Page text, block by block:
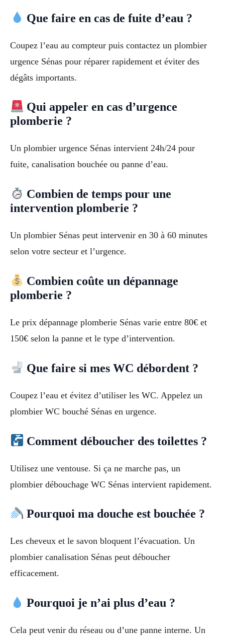
Que faire en cas de fuite d’eau ?
Coupez l’eau au compteur puis contactez un plombier
urgence Sénas pour réparer rapidement et éviter des
dégâts importants.
Qui appeler en cas d’urgence
plomberie ?
Un plombier urgence Sénas intervient 24h/24 pour
fuite, canalisation bouchée ou panne d’eau.
Combien de temps pour une
intervention plomberie ?
Un plombier Sénas peut intervenir en 30 à 60 minutes
selon votre secteur et l’urgence.
Combien coûte un dépannage
plomberie ?
Le prix dépannage plomberie Sénas varie entre 80€ et
150€ selon la panne et le type d’intervention.
Que faire si mes WC débordent ?
Coupez l’eau et évitez d’utiliser les WC. Appelez un
plombier WC bouché Sénas en urgence.
Comment déboucher des toilettes ?
Utilisez une ventouse. Si ça ne marche pas, un
plombier débouchage WC Sénas intervient rapidement.
Pourquoi ma douche est bouchée ?
Les cheveux et le savon bloquent l’évacuation. Un
plombier canalisation Sénas peut déboucher
efficacement.
Pourquoi je n’ai plus d’eau ?
Cela peut venir du réseau ou d’une panne interne. Un